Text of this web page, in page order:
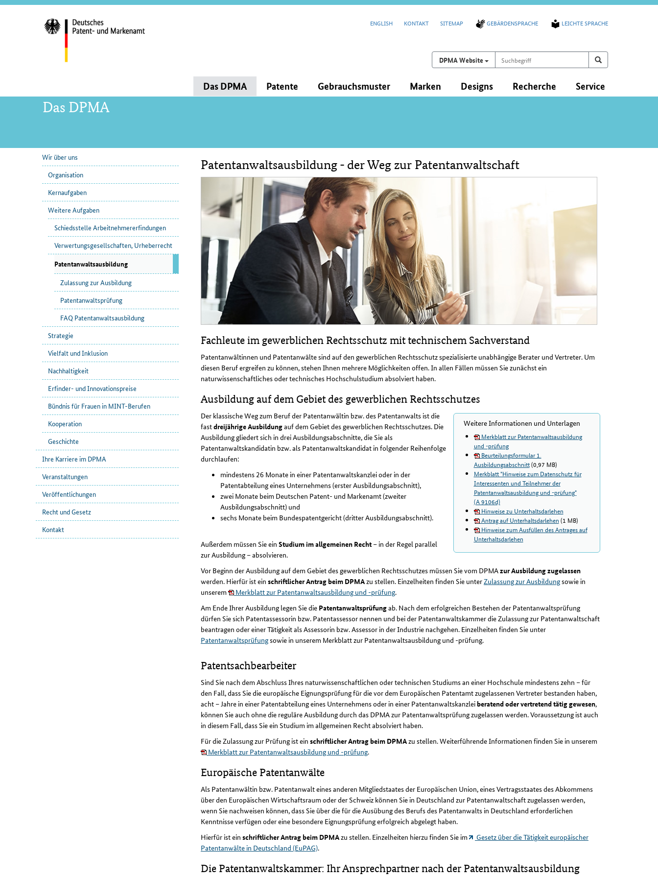
ENGLISH KONTAKT SITEMAP GEBÄRDENSPRACHE LEICHTE SPRACHE
Suchen auf
DPMA Website Suchbegriff Suchen
Das DPMA Patente Gebrauchsmuster Marken Designs Recherche Service
Das DPMA
Unternavigation
Wir über uns
Organisation
Kernaufgaben
Weitere Aufgaben
Schiedsstelle Arbeitnehmererfindungen
Verwertungsgesellschaften, Urheberrecht
Patentanwaltsausbildung
Zulassung zur Ausbildung
Patentanwaltsprüfung
FAQ Patentanwaltsausbildung
Strategie
Vielfalt und Inklusion
Nachhaltigkeit
Erfinder- und Innovationspreise
Bündnis für Frauen in MINT-Berufen
Kooperation
Geschichte
Ihre Karriere im DPMA
Veranstaltungen
Veröffentlichungen
Recht und Gesetz
Kontakt
Inhalt
Patentanwaltsausbildung - der Weg zur Patentanwaltschaft
Fachleute im gewerblichen Rechtsschutz mit technischem Sachverstand
Patentanwältinnen und Patentanwälte sind auf den gewerblichen Rechtsschutz spezialisierte unabhängige Berater und Vertreter. Um
diesen Beruf ergreifen zu können, stehen Ihnen mehrere Möglichkeiten offen. In allen Fällen müssen Sie zunächst ein
naturwissenschaftliches oder technisches Hochschulstudium absolviert haben.
Ausbildung auf dem Gebiet des gewerblichen Rechtsschutzes
Weitere Informationen und Unterlagen
Merkblatt zur Patentanwaltsausbildung
und -prüfung
Beurteilungsformular 1.
Ausbildungsabschnitt(0,97 MB)
Merkblatt "Hinweise zum Datenschutz für
Interessenten und Teilnehmer der
Patentanwaltsausbildung und -prüfung"
(A 9106d)
Hinweise zu Unterhaltsdarlehen
Antrag auf Unterhaltsdarlehen (1 MB)
Hinweise zum Ausfüllen des Antrages auf
Unterhaltsdarlehen
Der klassische Weg zum Beruf der Patentanwältin bzw. des Patentanwalts ist die
fastdreijährige Ausbildungauf dem Gebiet des gewerblichen Rechtsschutzes. Die
Ausbildung gliedert sich in drei Ausbildungsabschnitte, die Sie als
Patentanwaltskandidatin bzw. als Patentanwaltskandidat in folgender Reihenfolge
durchlaufen:
mindestens 26 Monate in einer Patentanwaltskanzlei oder in der
Patentabteilung eines Unternehmens (erster Ausbildungsabschnitt),
zwei Monate beim Deutschen Patent- und Markenamt (zweiter
Ausbildungsabschnitt) und
sechs Monate beim Bundespatentgericht (dritter Ausbildungsabschnitt).
Außerdem müssen Sie ein Studium im allgemeinen Recht – in der Regel parallel
zur Ausbildung – absolvieren.
Vor Beginn der Ausbildung auf dem Gebiet des gewerblichen Rechtsschutzes müssen Sie vom DPMAzur Ausbildung zugelassen
werden. Hierfür ist ein schriftlicher Antrag beim DPMAzu stellen. Einzelheiten finden Sie unterZulassung zur Ausbildungsowie in
unserem
Merkblatt zur Patentanwaltsausbildung und -prüfung.
Am Ende Ihrer Ausbildung legen Sie die Patentanwaltsprüfungab. Nach dem erfolgreichen Bestehen der Patentanwaltsprüfung
dürfen Sie sich Patentassessorin bzw. Patentassessor nennen und bei der Patentanwaltskammer die Zulassung zur Patentanwaltschaft
beantragen oder einer Tätigkeit als Assessorin bzw. Assessor in der Industrie nachgehen. Einzelheiten finden Sie unter
Patentanwaltsprüfungsowie in unserem Merkblatt zur Patentanwaltsausbildung und -prüfung.
Patentsachbearbeiter
Sind Sie nach dem Abschluss Ihres naturwissenschaftlichen oder technischen Studiums an einer Hochschule mindestens zehn – für
den Fall, dass Sie die europäische Eignungsprüfung für die vor dem Europäischen Patentamt zugelassenen Vertreter bestanden haben,
acht – Jahre in einer Patentabteilung eines Unternehmens oder in einer Patentanwaltskanzlei beratend oder vertretend tätig gewesen,
können Sie auch ohne die reguläre Ausbildung durch das DPMA zur Patentanwaltsprüfung zugelassen werden. Voraussetzung ist auch
in diesem Fall, dass Sie ein Studium im allgemeinen Recht absolviert haben.
Für die Zulassung zur Prüfung ist ein schriftlicher Antrag beim DPMAzu stellen. Weiterführende Informationen finden Sie in unserem
Merkblatt zur Patentanwaltsausbildung und -prüfung.
Europäische Patentanwälte
Als Patentanwältin bzw. Patentanwalt eines anderen Mitgliedstaates der Europäischen Union, eines Vertragsstaates des Abkommens
über den Europäischen Wirtschaftsraum oder der Schweiz können Sie in Deutschland zur Patentanwaltschaft zugelassen werden,
wenn Sie nachweisen können, dass Sie über die für die Ausübung des Berufs des Patentanwalts in Deutschland erforderlichen
Kenntnisse verfügen oder eine besondere Eignungsprüfung erfolgreich abgelegt haben.
Hierfür ist ein schriftlicher Antrag beim DPMAzu stellen. Einzelheiten hierzu finden Sie im
Gesetz über die Tätigkeit europäischer
Patentanwälte in Deutschland (EuPAG).
Die Patentanwaltskammer: Ihr Ansprechpartner nach der Patentanwaltsausbildung